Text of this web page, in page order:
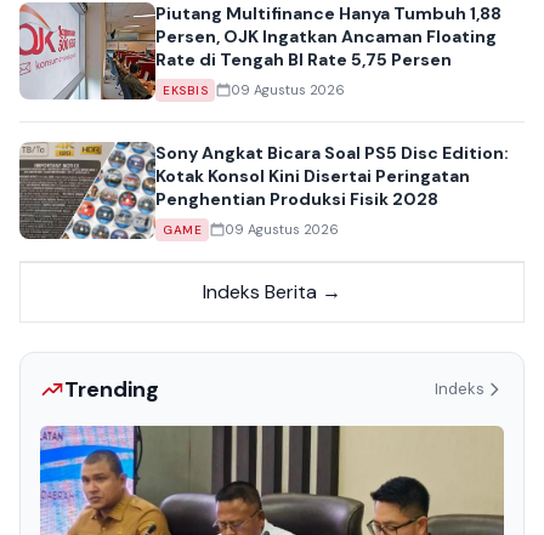
Piutang Multifinance Hanya Tumbuh 1,88
Persen, OJK Ingatkan Ancaman Floating
Rate di Tengah BI Rate 5,75 Persen
EKSBIS 09 Agustus 2026
Sony Angkat Bicara Soal PS5 Disc Edition:
Kotak Konsol Kini Disertai Peringatan
Penghentian Produksi Fisik 2028
GAME 09 Agustus 2026
Indeks Berita →
Trending Indeks